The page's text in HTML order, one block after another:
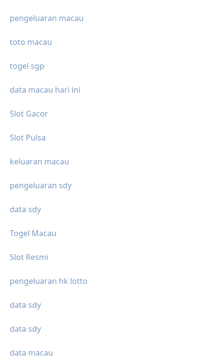
pengeluaran macau
toto macau
togel sgp
data macau hari ini
Slot Gacor
Slot Pulsa
keluaran macau
pengeluaran sdy
data sdy
Togel Macau
Slot Resmi
pengeluaran hk lotto
data sdy
data sdy
data macau